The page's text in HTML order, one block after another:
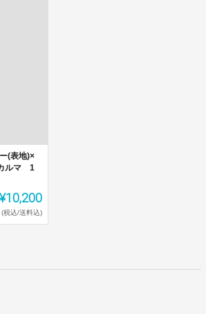
(表地)×
ルマ 1
¥10,200
(税込/送料込)